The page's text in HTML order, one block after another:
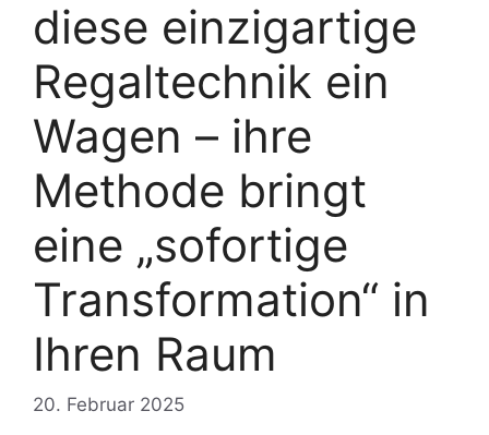
diese einzigartige
Regaltechnik ein
Wagen – ihre
Methode bringt
eine „sofortige
Transformation“ in
Ihren Raum
20. Februar 2025